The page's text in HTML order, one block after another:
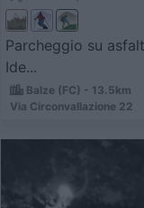
Parcheggio su
Ide...
Balze (FC) - 13.5km
Via Circonvallazione 22